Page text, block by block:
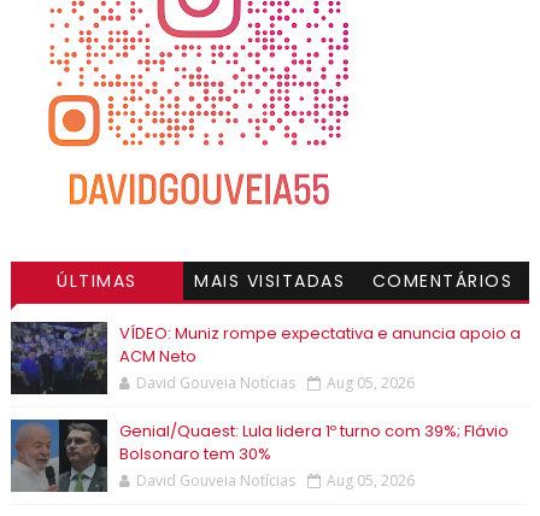
ÚLTIMAS MAIS VISITADAS COMENTÁRIOS
VÍDEO: Muniz rompe expectativa e anuncia apoio a
ACM Neto
David Gouveia Notícias Aug 05, 2026
Genial/Quaest: Lula lidera 1º turno com 39%; Flávio
Bolsonaro tem 30%
David Gouveia Notícias Aug 05, 2026